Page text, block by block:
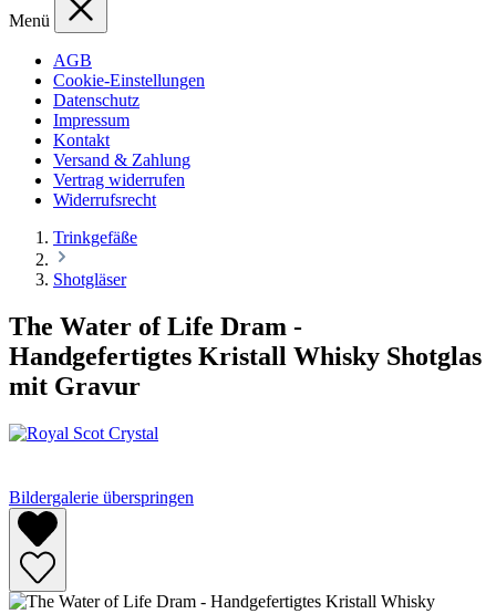
Menü
AGB
Cookie-Einstellungen
Datenschutz
Impressum
Kontakt
Versand & Zahlung
Vertrag widerrufen
Widerrufsrecht
Trinkgefäße
Shotgläser
The Water of Life Dram -
Handgefertigtes Kristall Whisky Shotglas
mit Gravur
Bildergalerie überspringen